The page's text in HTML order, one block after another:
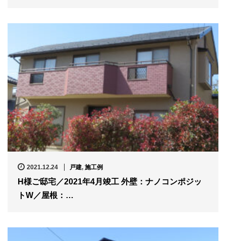
2021.12.24 戸建, 施工例
H様ご邸宅／2021年4月竣工 外壁：ナノコンポジッ
トW／屋根：…